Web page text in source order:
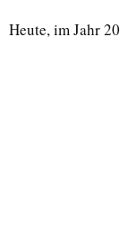
Heute, im Jahr